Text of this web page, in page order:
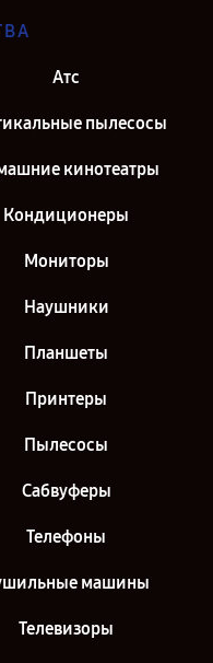
Атс
пылесосы
кинотеатры
Кондиционеры
Мониторы
Наушники
Планшеты
Принтеры
Пылесосы
Сабвуферы
Телефоны
машины
Телевизоры